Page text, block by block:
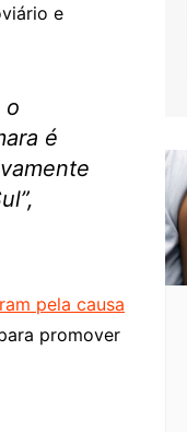
e
o
é
pela causa
promover